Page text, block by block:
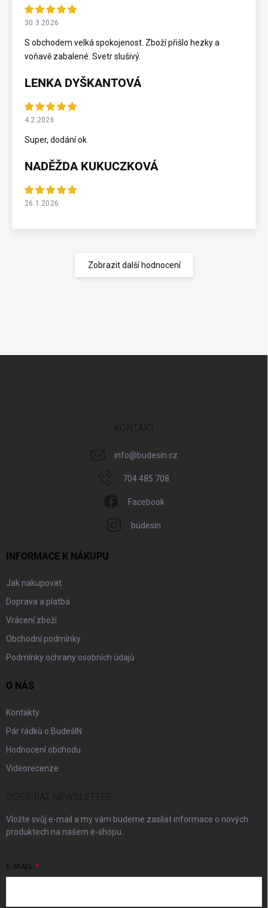
30.3.2026
S obchodem velká spokojenost. Zboží přišlo hezky a
voňavě zabalené. Svetr slušivý.
LENKA DYŠKANTOVÁ
4.2.2026
Super, dodání ok
NADĚŽDA KUKUCZKOVÁ
26.1.2026
Zobrazit další hodnocení
info@budesin.cz
704 485 708
Facebook
budesin
INFORMACE K NÁKUPU
Jak nakupovat
Doprava a platba
Vrácení zboží
Obchodní podmínky
Podmínky ochrany osobních údajů
O NÁS
Kontakty
Pár řádků o BudešIN
Hodnocení obchodu
Videorecenze
Vložte svůj e-mail a my vám budeme zasílat informace o nových
produktech na našem e-shopu.
E-MAIL